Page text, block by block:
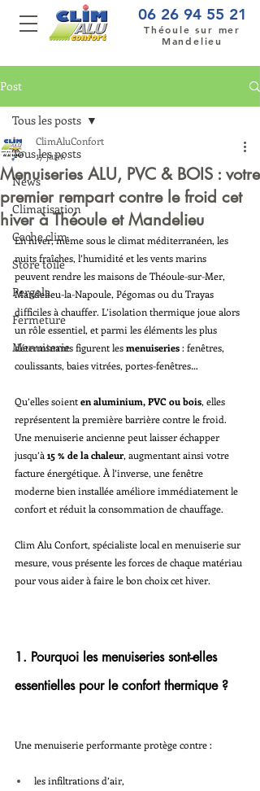
06 26 94 55 21
Théoule sur mer
Mandelieu
Post
Tous les posts
News
Climatisation
Cache clim
Store toile
Pergola
Fermeture
Menuiserie
Tous les posts
Menuiseries ALU, PVC & BOIS : votre
premier rempart contre le froid cet
hiver à Théoule et Mandelieu
ClimAluConfort
17 janv.
En hiver, même sous le climat méditerranéen, les
nuits fraîches, l’humidité et les vents marins
peuvent rendre les maisons de Théoule-sur-Mer,
Mandelieu-la-Napoule, Pégomas ou du Trayas
difficiles à chauffer. L’isolation thermique joue alors
un rôle essentiel, et parmi les éléments les plus
déterminants figurent les menuiseries : fenêtres,
coulissants, baies vitrées, portes-fenêtres…
Qu’elles soient en aluminium, PVC ou bois, elles
représentent la première barrière contre le froid.
Une menuiserie ancienne peut laisser échapper
jusqu’à 15 % de la chaleur, augmentant ainsi votre
facture énergétique. À l’inverse, une fenêtre
moderne bien installée améliore immédiatement le
confort et réduit la consommation de chauffage.
Clim Alu Confort, spécialiste local en menuiserie sur
mesure, vous présente les forces de chaque matériau
pour vous aider à faire le bon choix cet hiver.
1. Pourquoi les menuiseries sont-elles
essentielles pour le confort thermique ?
Une menuiserie performante protège contre :
les infiltrations d’air,